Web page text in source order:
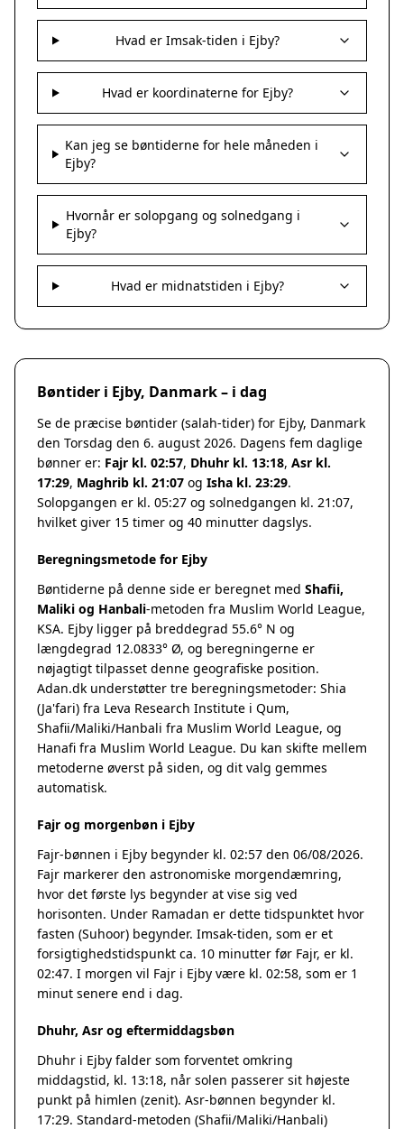
Hvad er Imsak-tiden i Ejby?
Hvad er koordinaterne for Ejby?
Kan jeg se bøntiderne for hele måneden i
Ejby?
Hvornår er solopgang og solnedgang i
Ejby?
Hvad er midnatstiden i Ejby?
Bøntider i Ejby, Danmark – i dag
Se de præcise bøntider (salah-tider) for Ejby, Danmark
den Torsdag den 6. august 2026. Dagens fem daglige
bønner er: Fajr kl. 02:57, Dhuhr kl. 13:18, Asr kl.
17:29, Maghrib kl. 21:07 og Isha kl. 23:29.
Solopgangen er kl. 05:27 og solnedgangen kl. 21:07,
hvilket giver 15 timer og 40 minutter dagslys.
Beregningsmetode for Ejby
Bøntiderne på denne side er beregnet med Shafii,
Maliki og Hanbali-metoden fra Muslim World League,
KSA. Ejby ligger på breddegrad 55.6° N og
længdegrad 12.0833° Ø, og beregningerne er
nøjagtigt tilpasset denne geografiske position.
Adan.dk understøtter tre beregningsmetoder: Shia
(Ja'fari) fra Leva Research Institute i Qum,
Shafii/Maliki/Hanbali fra Muslim World League, og
Hanafi fra Muslim World League. Du kan skifte mellem
metoderne øverst på siden, og dit valg gemmes
automatisk.
Fajr og morgenbøn i Ejby
Fajr-bønnen i Ejby begynder kl. 02:57 den 06/08/2026.
Fajr markerer den astronomiske morgendæmring,
hvor det første lys begynder at vise sig ved
horisonten. Under Ramadan er dette tidspunktet hvor
fasten (Suhoor) begynder. Imsak-tiden, som er et
forsigtighedstidspunkt ca. 10 minutter før Fajr, er kl.
02:47. I morgen vil Fajr i Ejby være kl. 02:58, som er 1
minut senere end i dag.
Dhuhr, Asr og eftermiddagsbøn
Dhuhr i Ejby falder som forventet omkring
middagstid, kl. 13:18, når solen passerer sit højeste
punkt på himlen (zenit). Asr-bønnen begynder kl.
17:29. Standard-metoden (Shafii/Maliki/Hanbali)